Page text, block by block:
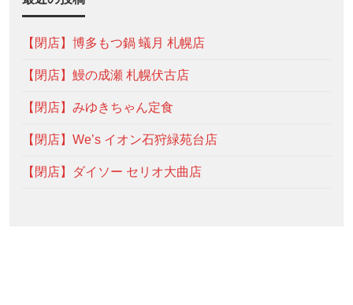
【閉店】博多もつ鍋 蟻月 札幌店
【閉店】鰻の成瀬 札幌伏古店
【閉店】みゆきちゃん定食
【閉店】We’s イオン石狩緑苑台店
【閉店】ダイソー セリオ大曲店